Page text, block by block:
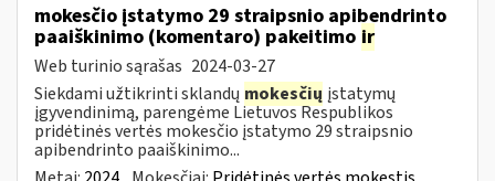
mokesčio įstatymo 29 straipsnio apibendrinto
paaiškinimo (komentaro) pakeitimo ir
Web turinio sąrašas 2024-03-27
Siekdami užtikrinti sklandų mokesčių įstatymų
įgyvendinimą, parengėme Lietuvos Respublikos
pridėtinės vertės mokesčio įstatymo 29 straipsnio
apibendrinto paaiškinimo...